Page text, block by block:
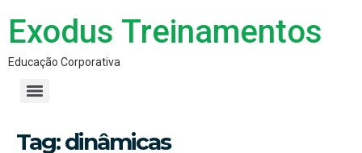
Exodus Treinamentos
Educação Corporativa
Tag:dinâmicas